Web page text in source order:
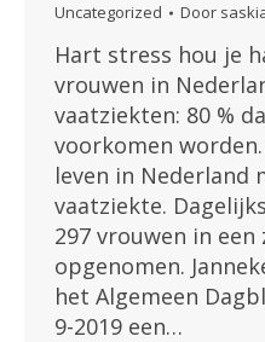
Uncategorized Door
Hart stress hou je
vrouwen in
vaatziekten: 80 %
voorkomen
leven in Nederland
vaatziekte.
297 vrouwen in een
opgenomen.
het Algemeen
9-2019 een…